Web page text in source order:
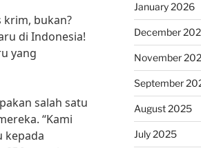
krim, bukan?
di Indonesia!
yang
salah satu
“Kami
kepada
January 2026
December
November
September
August 2025
July 2025